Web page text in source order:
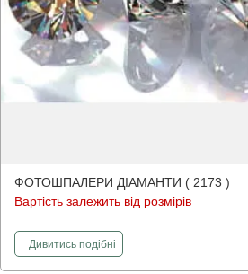
ФОТОШПАЛЕРИ ДІАМАНТИ ( 2173 )
Вартість залежить від розмірів
Дивитисьфотошпалери
подібні